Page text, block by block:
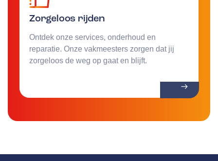
Zorgeloos rijden
Ontdek onze services, onderhoud en
reparatie. Onze vakmeesters zorgen dat jij
zorgeloos de weg op gaat en blijft.